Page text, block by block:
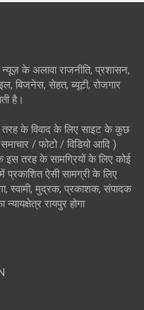
के अलावा राजनीति, प्रशासन,
बिजनेस, सेहत, ब्यूटी, रोजगार
है।
तरह के विवाद के लिए साइट के कुछ
/ फोटो / विडियो आदि )
इस तरह के सामग्रियों के लिए कोई
प्रकाशित ऐसी सामग्री के लिए
स्वामी, मुद्रक, प्रकाशक, संपादक
न्यायक्षेत्र रायपुर होगा